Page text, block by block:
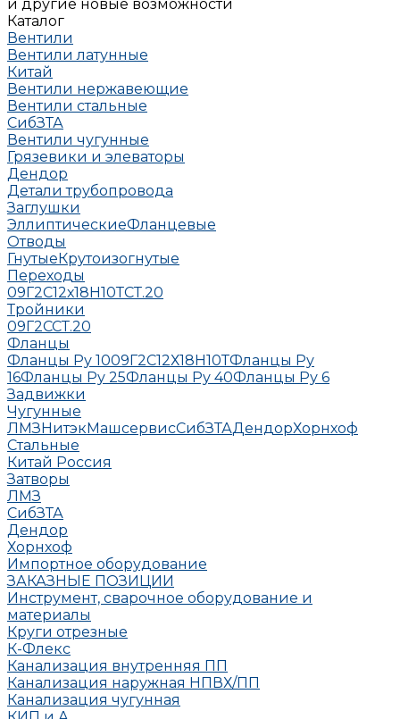
и другие новые возможности
Каталог
Вентили
Вентили латунные
Китай
Вентили нержавеющие
Вентили стальные
СибЗТА
Вентили чугунные
Грязевики и элеваторы
Дендор
Детали трубопровода
Заглушки
ЭллиптическиеФланцевые
Отводы
ГнутыеКрутоизогнутые
Переходы
09Г2С12х18Н10ТСТ.20
Тройники
09Г2ССТ.20
Фланцы
Фланцы Ру 1009Г2С12Х18Н10ТФланцы Ру
16Фланцы Ру 25Фланцы Ру 40Фланцы Ру 6
Задвижки
Чугунные
ЛМЗНитэкМашсервисСибЗТАДендорХорнхоф
Стальные
Китай Россия
Затворы
ЛМЗ
СибЗТА
Дендор
Хорнхоф
Импортное оборудование
ЗАКАЗНЫЕ ПОЗИЦИИ
Инструмент, сварочное оборудование и
материалы
Круги отрезные
К-Флекс
Канализация внутренняя ПП
Канализация наружная НПВХ/ПП
Канализация чугунная